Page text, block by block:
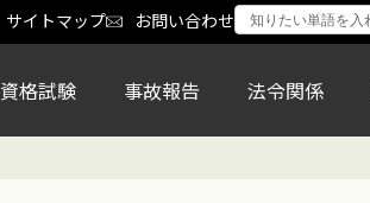
サイトマップ お問い合わせ
資格試験 事故報告 法令関係